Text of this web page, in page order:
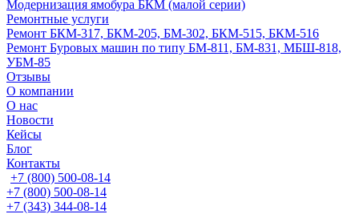
Модернизация ямобура БКМ (малой серии)
Ремонтные услуги
Ремонт БКМ-317, БКМ-205, БМ-302, БКМ-515, БКМ-516
Ремонт Буровых машин по типу БМ-811, БМ-831, МБШ-818,
УБМ-85
Отзывы
О компании
О нас
Новости
Кейсы
Блог
Контакты
+7 (800) 500-08-14
+7 (800) 500-08-14
+7 (343) 344-08-14